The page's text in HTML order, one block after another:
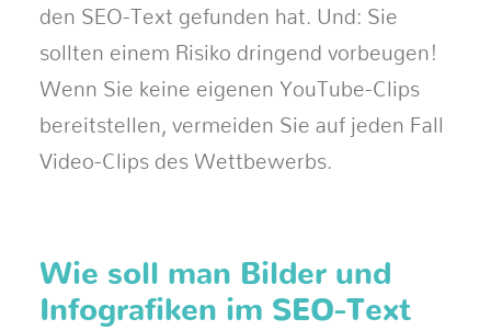
den SEO-Text gefunden hat. Und: Sie
sollten einem Risiko dringend vorbeugen!
Wenn Sie keine eigenen YouTube-Clips
bereitstellen, vermeiden Sie auf jeden Fall
Video-Clips des Wettbewerbs.
Wie soll man Bilder und
Infografiken im SEO-Text